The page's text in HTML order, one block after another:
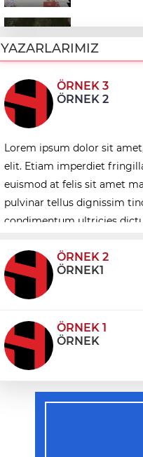
Düzce
Selami
eşinden adalet
mağduruz
İzmir
Manda ve
YAZARLARIMIZ
ÖRNEK 3
ÖRNEK 2
Lorem ipsum dolor sit
elit. Etiam imperdiet
euismod at felis sit amet
pulvinar tellus dignissim
condimentum ultricies
ÖRNEK 2
ÖRNEK1
ÖRNEK 1
ÖRNEK